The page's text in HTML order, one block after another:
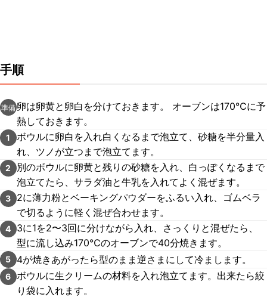
手順
準備 卵は卵黄と卵白を分けておきます。 オーブンは170℃に予
熱しておきます。
1
ボウルに卵白を入れ白くなるまで泡立て、砂糖を半分量入
れ、ツノが立つまで泡立てます。
2
別のボウルに卵黄と残りの砂糖を入れ、白っぽくなるまで
泡立てたら、サラダ油と牛乳を入れてよく混ぜます。
3
2に薄力粉とベーキングパウダーをふるい入れ、ゴムベラ
で切るように軽く混ぜ合わせます。
4
3に1を2〜3回に分けながら入れ、さっくりと混ぜたら、
型に流し込み170℃のオーブンで40分焼きます。
5 4が焼きあがったら型のまま逆さまにして冷まします。
6 ボウルに生クリームの材料を入れ泡立てます。出来たら絞
り袋に入れます。